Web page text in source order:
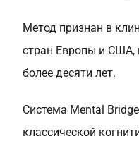
Метод признан в
стран Европы и США,
более десяти лет.
Система Mental
классической